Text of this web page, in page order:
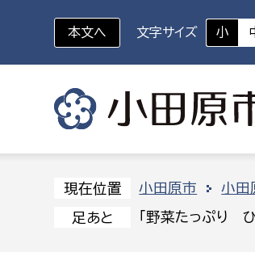
いざというときに
対象者を選択
組織から探す
部に属さない室
本文へ 文字サイズ 小
現在位置 小田原市 小田
足あと 「野菜たっぷり